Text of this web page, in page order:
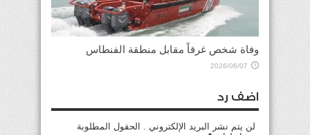
وفاة شخص غرقاً مقابل منطقة الفنطاس
2026/06/07
اضف رد
لن يتم نشر البريد الإلكتروني . الحقول المطلوبة